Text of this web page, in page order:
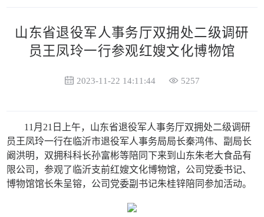
山东省退役军人事务厅双拥处二级调研
员王凤玲一行参观红嫂文化博物馆
2023-11-22 14:11:44 5257
11月21日上午，山东省退役军人事务厅双拥处二级调研
员王凤玲一行在临沂市退役军人事务局局长秦鸿伟、副局长
阚洪明，双拥科科长孙富彬等陪同下来到山东朱老大食品有
限公司，参观了临沂支前红嫂文化博物馆，公司党委书记、
博物馆馆长朱呈镕，公司党委副书记朱桂锌陪同参加活动。